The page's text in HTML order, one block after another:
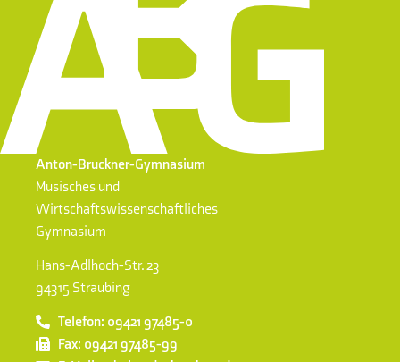
Anton-Bruckner-Gymnasium
Musisches und
Wirtschaftswissenschaftliches
Gymnasium
Hans-Adlhoch-Str. 23
94315 Straubing
Telefon: 09421 97485-0
Fax: 09421 97485-99